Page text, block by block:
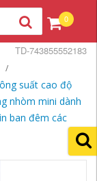
0
suất cao độ
nhòm mini dành
ban đêm các
TD-743855552183